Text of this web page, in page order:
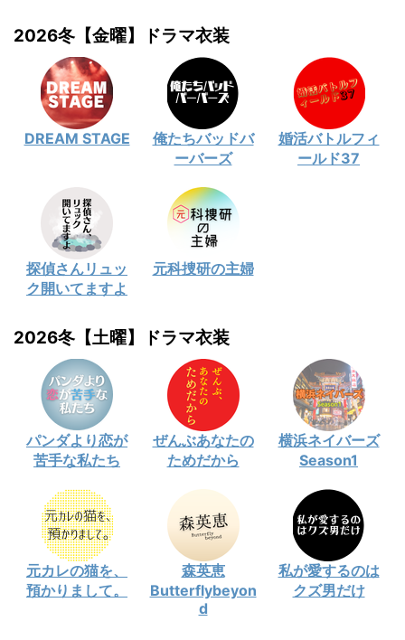
2026冬【金曜】ドラマ衣装
DREAM STAGE
俺たちバッドバ
ーバーズ
婚活バトルフィ
ールド37
探偵さんリュッ
ク開いてますよ
元科捜研の主婦
2026冬【土曜】ドラマ衣装
パンダより恋が
苦手な私たち
ぜんぶあなたの
ためだから
横浜ネイバーズ
Season1
元カレの猫を、
預かりまして。
森英恵
Butterflybeyon
d
私が愛するのは
クズ男だけ